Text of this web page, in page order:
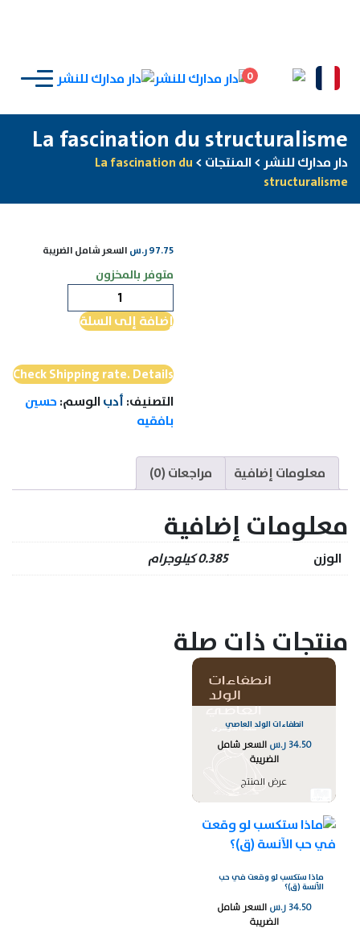
0
La fascination du structuralisme
دار مدارك للنشر >المنتجات >
La fascination du
structuralisme
97.75ر.س السعر شامل الضريبة
متوفر بالمخزون
La
fascination
structuralisme
إضافة إلى السلة
Check Shipping rate. Details
التصنيف: أدب الوسم: حسين
بافقيه
معلومات إضافية مراجعات (0)
معلومات إضافية
الوزن 0.385 كيلوجرام
منتجات ذات صلة
انطفاءات الولد العاصي
34.50 ر.س السعر شامل
الضريبة
عرض المنتج
ماذا ستكسب لو وقعت في حب
الآنسة (ق)؟
34.50 ر.س السعر شامل
الضريبة